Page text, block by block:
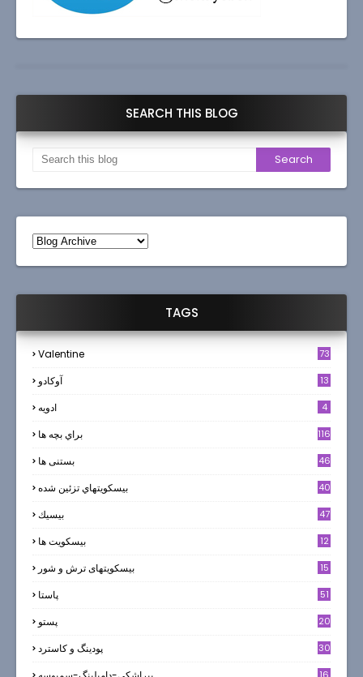
SEARCH THIS BLOG
TAGS
Valentine 73
آوکادو 13
ادويه 4
براي بچه ها 116
بستنی ها 46
بيسكويتهاي تزئين شده 40
بيسيك 47
بیسکویت ها
12
بیسکویتهای ترش و شور 15
پاستا 51
پستو 20
پودینگ و کاسترد 30